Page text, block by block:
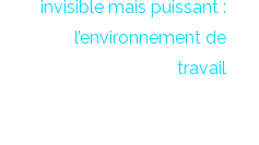
invisible mais puissant :
l’environnement de
travail